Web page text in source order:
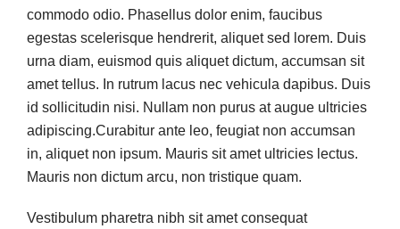
commodo odio. Phasellus dolor enim, faucibus
egestas scelerisque hendrerit, aliquet sed lorem. Duis
urna diam, euismod quis aliquet dictum, accumsan sit
amet tellus. In rutrum lacus nec vehicula dapibus. Duis
id sollicitudin nisi. Nullam non purus at augue ultricies
adipiscing.Curabitur ante leo, feugiat non accumsan
in, aliquet non ipsum. Mauris sit amet ultricies lectus.
Mauris non dictum arcu, non tristique quam.
Vestibulum pharetra nibh sit amet consequat